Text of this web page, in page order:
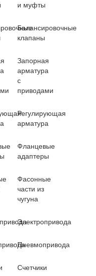
и муфты
Балансировочные
клапаны
Запорная
арматура
с
приводами
Регулирующая
арматура
Фланцевые
адаптеры
Фасонные
части из
чугуна
Электропривода
Пневмопривода
Счетчики